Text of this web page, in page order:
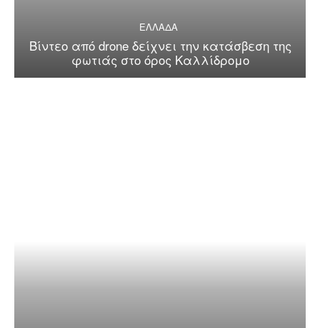
ΕΛΛΑΔΑ
Βίντεο από drone δείχνει την κατάσβεση της
φωτιάς στο όρος Καλλίδρομο